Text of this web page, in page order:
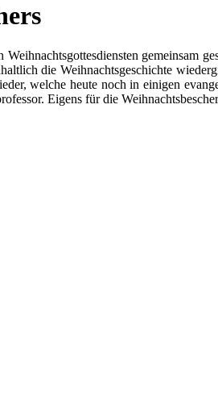
gemeinsam
die Weihnachtsgeschichte
welche heute noch in einigen
Eigens für die